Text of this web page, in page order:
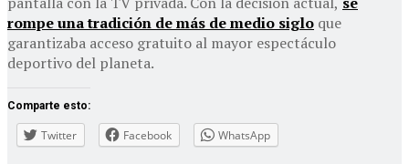
rompe una tradición de más de medio siglo que
garantizaba acceso gratuito al mayor espectáculo
deportivo del planeta.
Comparte esto:
Twitter Facebook WhatsApp